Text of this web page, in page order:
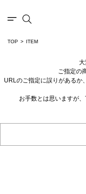
TOP ITEM
大
ご指定の
URLのご指定に誤りがあるか
お手数とは思いますが